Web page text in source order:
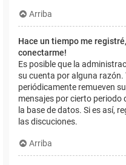
Arriba
Hace un tiempo me
conectarme!
Es posible que la
su cuenta por alguna
periódicamente remueven
mensajes por cierto periodo
la base de datos. Si es así,
las discuciones.
Arriba